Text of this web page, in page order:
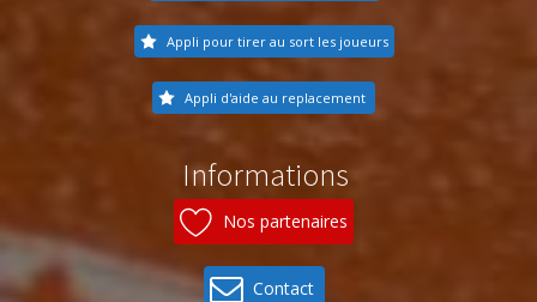
Appli pour tirer au sort les joueurs
Appli d'aide au replacement
Informations
Nos partenaires
Contact